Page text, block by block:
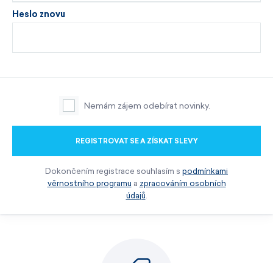
Heslo znovu
Nemám zájem odebírat novinky.
REGISTROVAT SE A ZÍSKAT SLEVY
Dokončením registrace souhlasím s podmínkami
věrnostního programu a zpracováním osobních
údajů.